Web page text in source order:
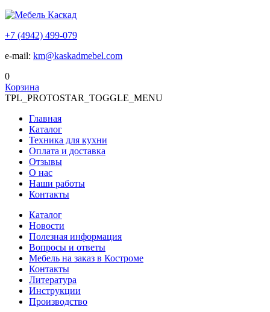
+7 (4942) 499-079
e-mail: km@kaskadmebel.com
0
Корзина
TPL_PROTOSTAR_TOGGLE_MENU
Главная
Каталог
Техника для кухни
Оплата и доставка
Отзывы
О нас
Наши работы
Контакты
Каталог
Новости
Полезная информация
Вопросы и ответы
Мебель на заказ в Костроме
Контакты
Литература
Инструкции
Производство